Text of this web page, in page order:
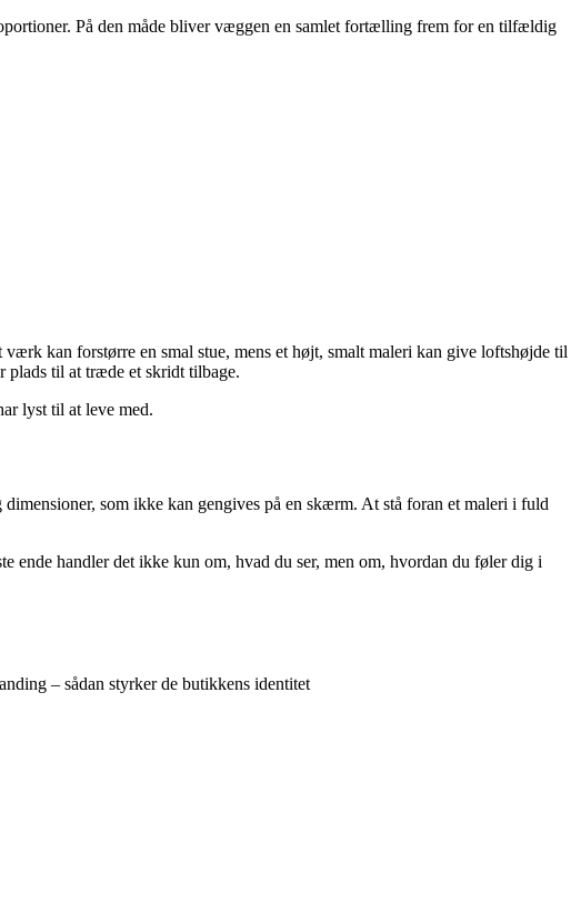
På den måde bliver væggen en samlet fortælling frem for en tilfældig
kan forstørre en smal stue, mens et højt, smalt maleri kan give loftshøjde til
plads til at træde et skridt tilbage.
lyst til at leve med.
som ikke kan gengives på en skærm. At stå foran et maleri i fuld
handler det ikke kun om, hvad du ser, men om, hvordan du føler dig i
– sådan styrker de butikkens identitet